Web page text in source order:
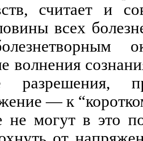
считает и
всех
волнения
разрешения,
— к
не могут в это